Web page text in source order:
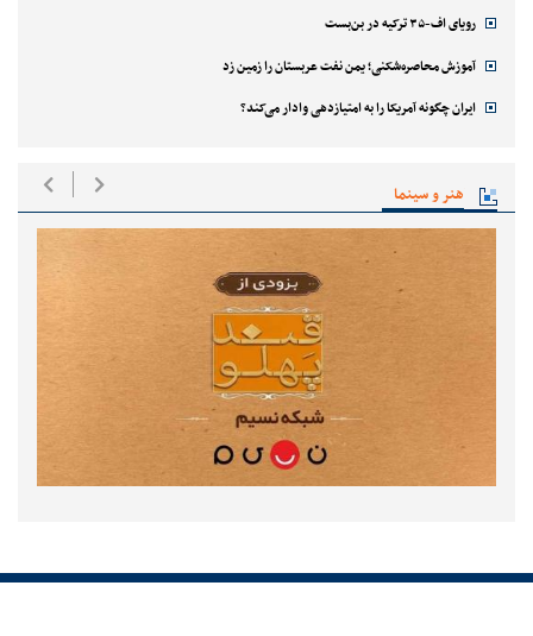
رویای اف-۳۵ ترکیه در بن‌بست
آموزش محاصره‌شکنی؛ یمن نفت عربستان را زمین زد
ایران چگونه آمریکا را به امتیازدهی وادار می‌کند؟
هنر و سینما